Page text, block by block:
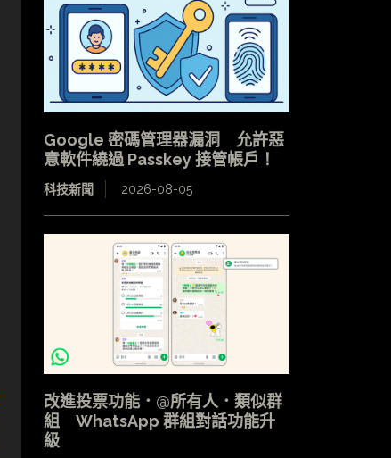
Google 密碼管理器漏洞 允許惡
意軟件繞過 Passkey 接管帳戶！
科技新聞 2026-08-05
改進投票功能．@所有人．類似群
組 WhatsApp 群組對話功能升
級